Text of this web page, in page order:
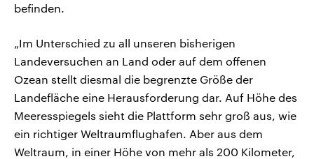
befinden.
„Im Unterschied zu all unseren bisherigen
Landeversuchen an Land oder auf dem offenen
Ozean stellt diesmal die begrenzte Größe der
Landefläche eine Herausforderung dar. Auf Höhe des
Meeresspiegels sieht die Plattform sehr groß aus, wie
ein richtiger Weltraumflughafen. Aber aus dem
Weltraum, in einer Höhe von mehr als 200 Kilometer,